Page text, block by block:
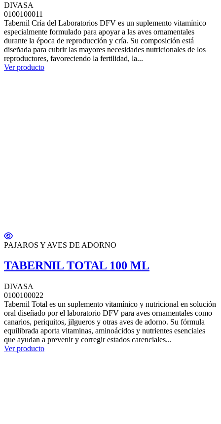
DIVASA
0100100011
Tabernil Cría del Laboratorios DFV es un suplemento vitamínico
especialmente formulado para apoyar a las aves ornamentales
durante la época de reproducción y cría. Su composición está
diseñada para cubrir las mayores necesidades nutricionales de los
reproductores, favoreciendo la fertilidad, la...
Ver producto
PAJAROS Y AVES DE ADORNO
TABERNIL TOTAL 100 ML
DIVASA
0100100022
Tabernil Total es un suplemento vitamínico y nutricional en solución
oral diseñado por el laboratorio DFV para aves ornamentales como
canarios, periquitos, jilgueros y otras aves de adorno. Su fórmula
equilibrada aporta vitaminas, aminoácidos y nutrientes esenciales
que ayudan a prevenir y corregir estados carenciales...
Ver producto